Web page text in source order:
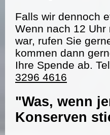
Falls wir dennoch
Wenn nach 12
war, rufen Sie
kommen dann
Ihre Spende ab.
3296 4616
"Was, wenn
Konserven